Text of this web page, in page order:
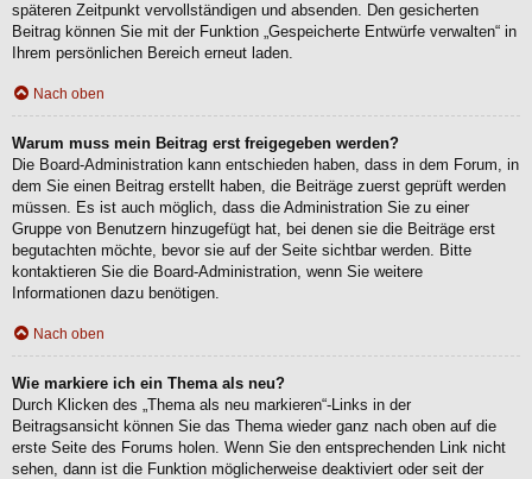
späteren Zeitpunkt vervollständigen und absenden. Den gesicherten
Beitrag können Sie mit der Funktion „Gespeicherte Entwürfe verwalten“ in
Ihrem persönlichen Bereich erneut laden.
Nach oben
Warum muss mein Beitrag erst freigegeben werden?
Die Board-Administration kann entschieden haben, dass in dem Forum, in
dem Sie einen Beitrag erstellt haben, die Beiträge zuerst geprüft werden
müssen. Es ist auch möglich, dass die Administration Sie zu einer
Gruppe von Benutzern hinzugefügt hat, bei denen sie die Beiträge erst
begutachten möchte, bevor sie auf der Seite sichtbar werden. Bitte
kontaktieren Sie die Board-Administration, wenn Sie weitere
Informationen dazu benötigen.
Nach oben
Wie markiere ich ein Thema als neu?
Durch Klicken des „Thema als neu markieren“-Links in der
Beitragsansicht können Sie das Thema wieder ganz nach oben auf die
erste Seite des Forums holen. Wenn Sie den entsprechenden Link nicht
sehen, dann ist die Funktion möglicherweise deaktiviert oder seit der